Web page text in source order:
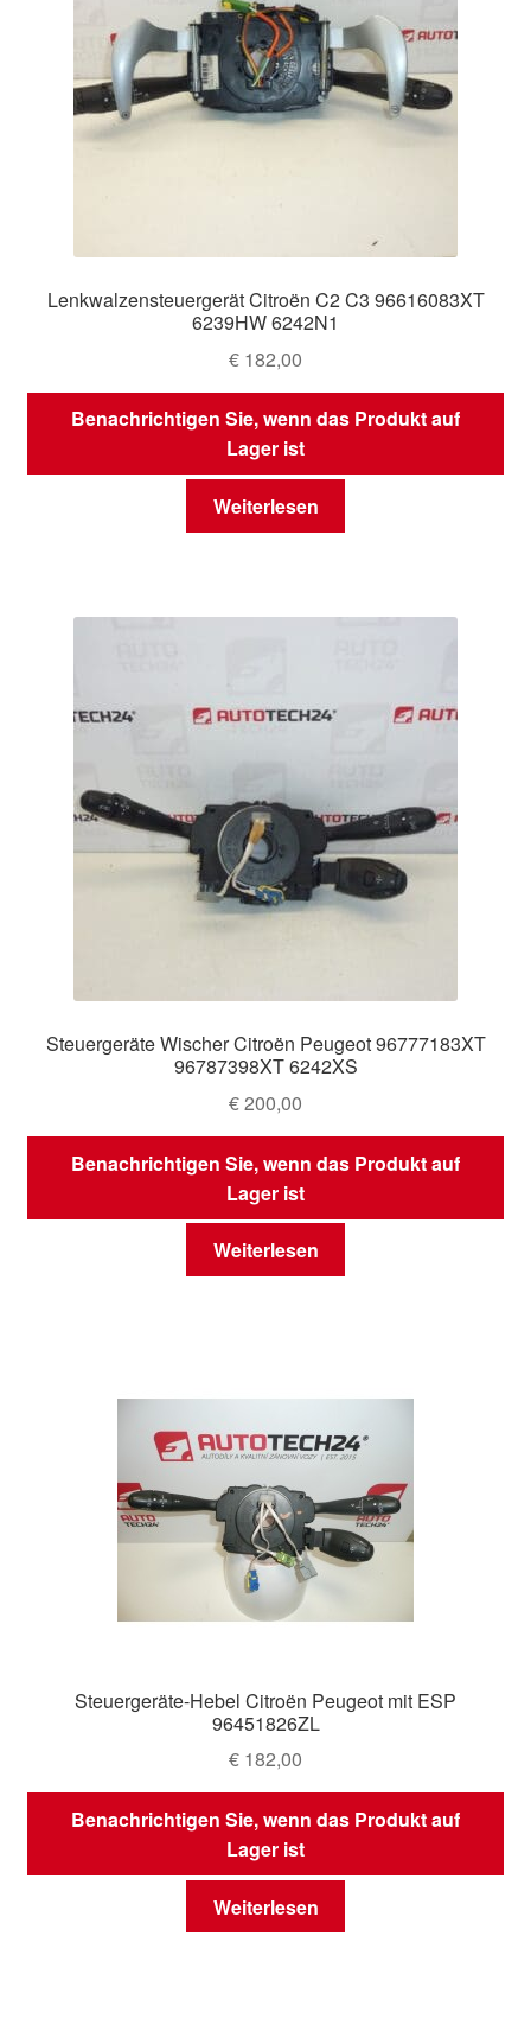
Lenkwalzensteuergerät Citroën C2 C3 96616083XT
6239HW 6242N1
€ 182,00
Benachrichtigen Sie, wenn das Produkt auf
Lager ist
Weiterlesen
Steuergeräte Wischer Citroën Peugeot 96777183XT
96787398XT 6242XS
€200,00
Benachrichtigen Sie, wenn das Produkt auf
Lager ist
Weiterlesen
Steuergeräte-Hebel Citroën Peugeot mit ESP
96451826ZL
€ 182,00
Benachrichtigen Sie, wenn das Produkt auf
Lager ist
Weiterlesen